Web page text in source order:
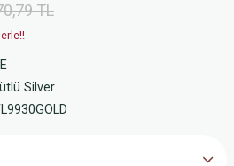
TL
Silver